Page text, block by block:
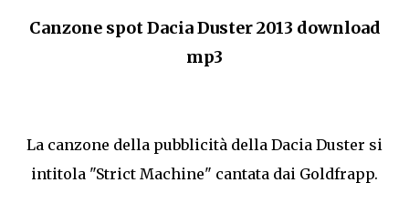
Canzone spot Dacia Duster 2013 download
mp3
La canzone della pubblicità della Dacia Duster si
intitola "Strict Machine" cantata dai Goldfrapp.